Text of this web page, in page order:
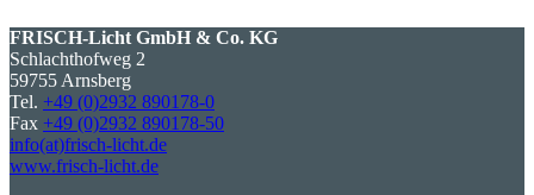
FRISCH-Licht GmbH & Co. KG
Schlachthofweg 2
59755 Arnsberg
Tel. +49 (0)2932 890178-0
Fax +49 (0)2932 890178-50
info(at)frisch-licht.de
www.frisch-licht.de